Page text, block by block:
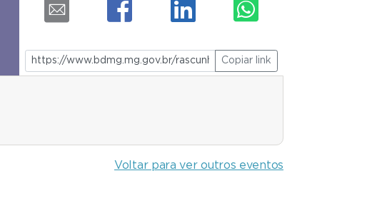
Copiar link
Voltar para ver outros eventos